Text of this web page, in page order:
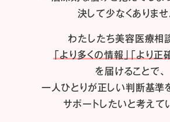
決して少なくありませ
わたしたち美容医療相
「より多くの情報」「より正
を届けることで、
一人ひとりが正しい判断基準
サポートしたいと考えて